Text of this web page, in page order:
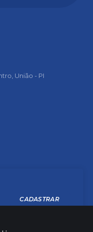
CADASTRAR
União - PI